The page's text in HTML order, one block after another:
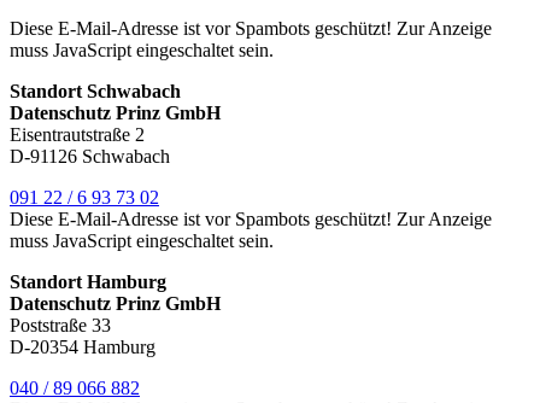
Diese E-Mail-Adresse ist vor Spambots geschützt! Zur Anzeige
muss JavaScript eingeschaltet sein.
Standort Schwabach
Datenschutz Prinz GmbH
Eisentrautstraße 2
D-91126 Schwabach
091 22 / 6 93 73 02
Diese E-Mail-Adresse ist vor Spambots geschützt! Zur Anzeige
muss JavaScript eingeschaltet sein.
Standort Hamburg
Datenschutz Prinz GmbH
Poststraße 33
D-20354 Hamburg
040 / 89 066 882